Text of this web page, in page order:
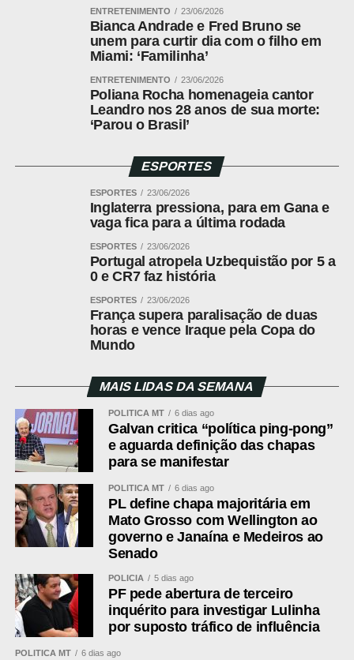
ENTRETENIMENTO 23/06/2026
Bianca Andrade e Fred Bruno se
unem para curtir dia com o filho em
Miami: ‘Familinha’
ENTRETENIMENTO 23/06/2026
Poliana Rocha homenageia cantor
Leandro nos 28 anos de sua morte:
‘Parou o Brasil’
ESPORTES
ESPORTES 23/06/2026
Inglaterra pressiona, para em Gana e
vaga fica para a última rodada
ESPORTES 23/06/2026
Portugal atropela Uzbequistão por 5 a
0 e CR7 faz história
ESPORTES 23/06/2026
França supera paralisação de duas
horas e vence Iraque pela Copa do
Mundo
MAIS LIDAS DA SEMANA
POLÍTICA MT 6 dias ago
Galvan critica “política ping-pong”
e aguarda definição das chapas
para se manifestar
POLÍTICA MT 6 dias ago
PL define chapa majoritária em
Mato Grosso com Wellington ao
governo e Janaína e Medeiros ao
Senado
POLÍCIA 5 dias ago
PF pede abertura de terceiro
inquérito para investigar Lulinha
por suposto tráfico de influência
POLÍTICA MT 6 dias ago